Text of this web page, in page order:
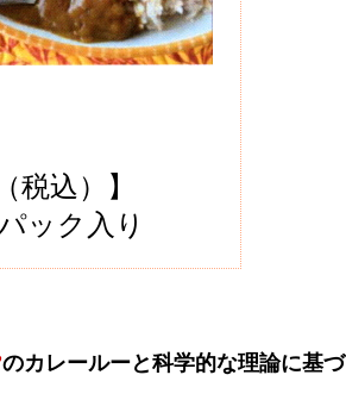
税込）】
ック入り
のカレールーと科学的な理論に基づ